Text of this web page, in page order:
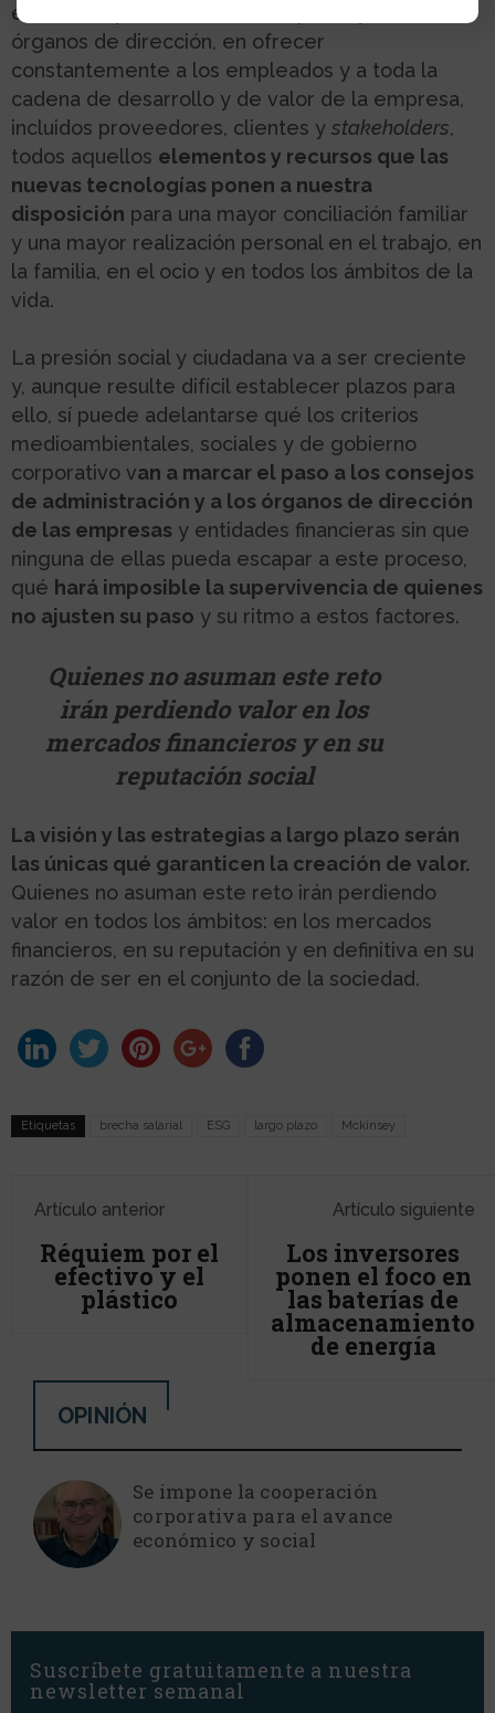
escalones y ámbitos de la empresa y de sus
órganos de dirección, en ofrecer
constantemente a los empleados y a toda la
cadena de desarrollo y de valor de la empresa,
incluidos proveedores, clientes y stakeholders,
todos aquellos elementos y recursos que las
nuevas tecnologías ponen a nuestra
disposición para una mayor conciliación familiar
y una mayor realización personal en el trabajo, en
la familia, en el ocio y en todos los ámbitos de la
vida.
La presión social y ciudadana va a ser creciente
y, aunque resulte difícil establecer plazos para
ello, sí puede adelantarse qué los criterios
medioambientales, sociales y de gobierno
corporativo van a marcar el paso a los consejos
de administración y a los órganos de dirección
de las empresas y entidades financieras sin que
ninguna de ellas pueda escapar a este proceso,
qué hará imposible la supervivencia de quienes
no ajusten su paso y su ritmo a estos factores.
Quienes no asuman este reto
irán perdiendo valor en los
mercados financieros y en su
reputación social
La visión y las estrategias a largo plazo serán
las únicas qué garanticen la creación de valor.
Quienes no asuman este reto irán perdiendo
valor en todos los ámbitos: en los mercados
financieros, en su reputación y en definitiva en su
razón de ser en el conjunto de la sociedad.
Etiquetas brecha salarial ESG largo plazo Mckinsey
Artículo anterior
Réquiem por el
efectivo y el
plástico
Artículo siguiente
Los inversores
ponen el foco en
las baterías de
almacenamiento
de energía
OPINIÓN
Se impone la cooperación
corporativa para el avance
económico y social
Suscríbete gratuitamente a nuestra
newsletter semanal